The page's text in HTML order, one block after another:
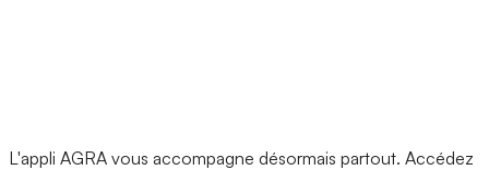
L'appli AGRA vous accompagne désormais partout. Accédez